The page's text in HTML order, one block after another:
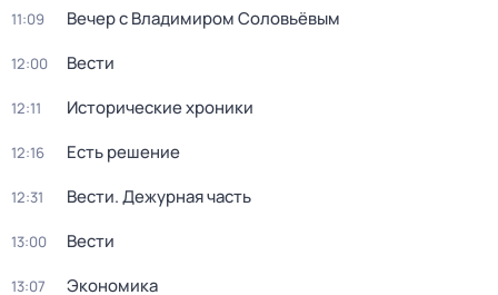
11:09 Вечер с Владимиром Соловьёвым
12:00 Вести
12:11 Исторические хроники
12:16 Есть решение
12:31 Вести. Дежурная часть
13:00 Вести
13:07 Экономика